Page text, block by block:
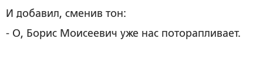
И добавил, сменив тон:
- О, Борис Моисеевич уже нас поторапливает.